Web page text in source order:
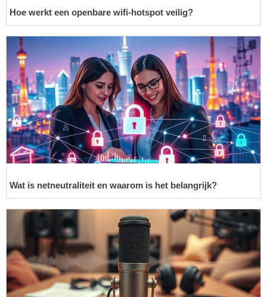
Hoe werkt een openbare wifi-hotspot veilig?
Wat is netneutraliteit en waarom is het belangrijk?